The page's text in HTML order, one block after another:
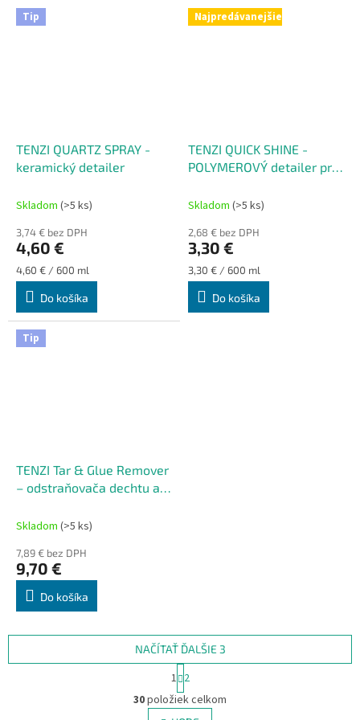
Tip
TENZI QUARTZ SPRAY -
keramický detailer
Skladom (>5 ks)
3,74 € bez DPH
4,60 €
Jednotková
cena:
4,60 € / 600 ml
Do košíka
Najpredávanejšie
TENZI QUICK SHINE -
POLYMEROVÝ detailer pre
Skladom (>5 ks)
2,68 € bez DPH
3,30 €
Jednotková
cena:
3,30 € / 600 ml
Do košíka
Tip
TENZI Tar & Glue Remover
– odstraňovača dechtu a
Skladom (>5 ks)
7,89 € bez DPH
9,70 €
Do košíka
O
v
NAČÍTAŤ ĎALŠIE 3
t
r
á
1 2
30položiek celkom